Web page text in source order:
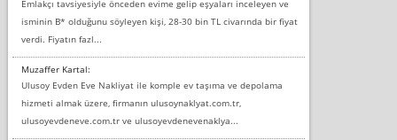
Emlakçı tavsiyesiyle önceden evime gelip eşyaları inceleyen ve
isminin B* olduğunu söyleyen kişi, 28-30 bin TL civarında bir fiyat
verdi. Fiyatın fazl...
Muzaffer Kartal:
Ulusoy Evden Eve Nakliyat ile komple ev taşıma ve depolama
hizmeti almak üzere, firmanın ulusoynaklyat.com.tr,
ulusoyevdeneve.com.tr ve ulusoyevdenevenaklya...